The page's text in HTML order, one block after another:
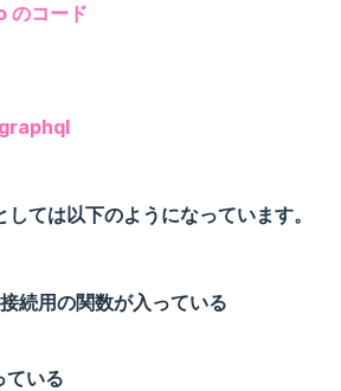
のコード
ては以下のようになっています。
続用の関数が入っている
いる